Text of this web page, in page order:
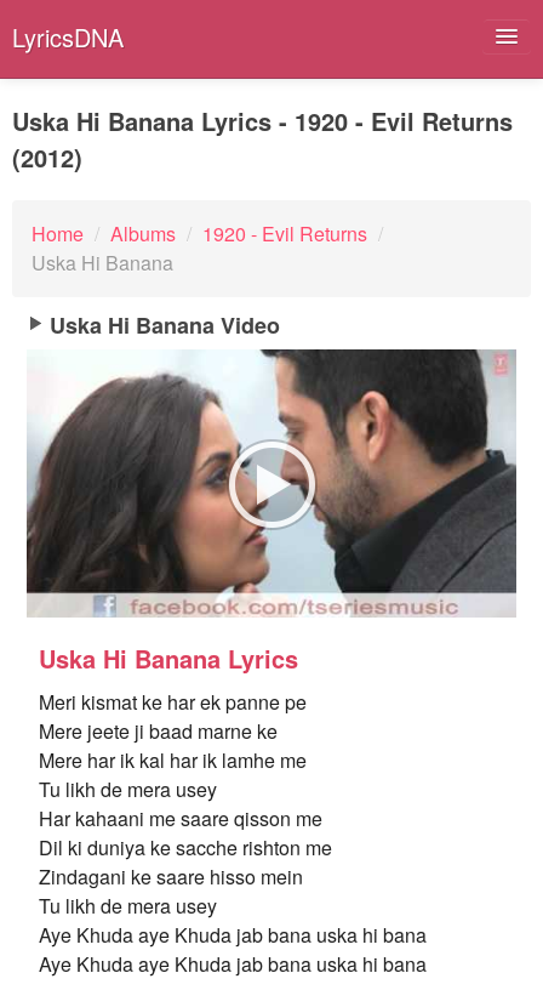
LyricsDNA
Albums
Artists
Lyrics Filters
Uska Hi Banana Lyrics - 1920 - Evil Returns
(2012)
Home / Albums / 1920 - Evil Returns /
Uska Hi Banana
Uska Hi Banana Video
Uska Hi Banana Lyrics
Meri kismat ke har ek panne pe
Mere jeete ji baad marne ke
Mere har ik kal har ik lamhe me
Tu likh de mera usey
Har kahaani me saare qisson me
Dil ki duniya ke sacche rishton me
Zindagani ke saare hisso mein
Tu likh de mera usey
Aye Khuda aye Khuda jab bana uska hi bana
Aye Khuda aye Khuda jab bana uska hi bana